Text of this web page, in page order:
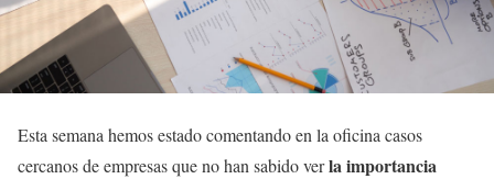
Esta semana hemos estado comentando en la oficina casos
cercanos de empresas que no han sabido verla importancia